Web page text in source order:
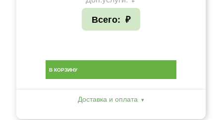
Всего: ₽
В КОРЗИНУ
Доставка и оплата